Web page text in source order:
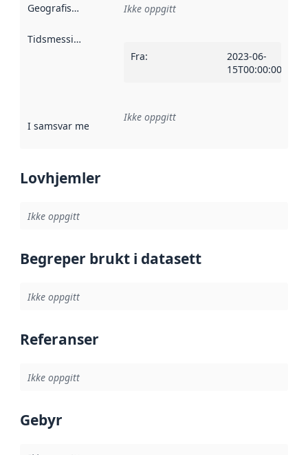
Geografisk avgrensning :
Ikke oppgitt
Tidsmessig avgrensning
Fra:
2023-06-
15T00:00:00Z
I samsvar med Referanse til en implementasjonsregel
Ikke oppgitt
Lovhjemler
Ikke oppgitt
Begreper brukt i datasett
Ikke oppgitt
Referanser
Ikke oppgitt
Gebyr